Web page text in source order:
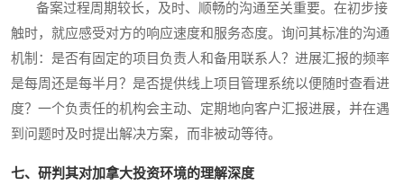
备案过程周期较长，及时、顺畅的沟通至关重要。在初步接
触时，就应感受对方的响应速度和服务态度。询问其标准的沟通
机制：是否有固定的项目负责人和备用联系人？进展汇报的频率
是每周还是每半月？是否提供线上项目管理系统以便随时查看进
度？一个负责任的机构会主动、定期地向客户汇报进展，并在遇
到问题时及时提出解决方案，而非被动等待。
七、研判其对加拿大投资环境的理解深度